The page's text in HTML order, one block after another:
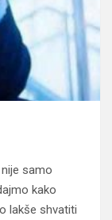
samo
kako
lakše shvatiti